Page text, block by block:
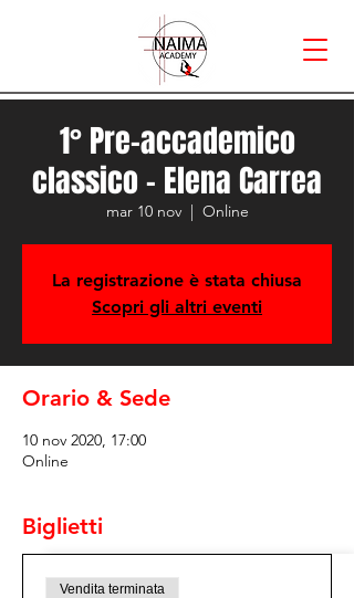
1° Pre-accademico
classico - Elena Carrea
mar 10 nov
  |
Online
La registrazione è stata chiusa
Scopri gli altri eventi
Orario & Sede
10 nov 2020, 17:00
Online
Biglietti
Vendita terminata